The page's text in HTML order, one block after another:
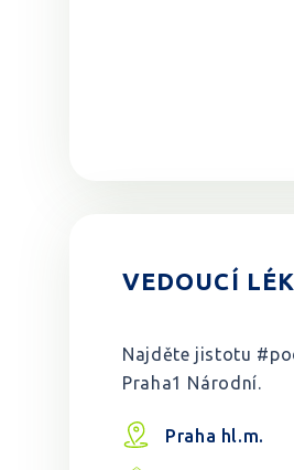
VEDOUCÍ
Najděte jistotu
Praha1 Národní.
Praha hl.m.